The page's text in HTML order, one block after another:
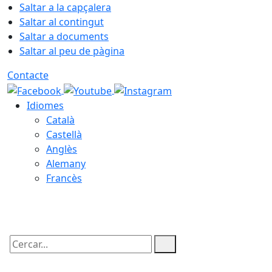
Saltar a la capçalera
Saltar al contingut
Saltar a documents
Saltar al peu de pàgina
Contacte
Idiomes
Català
Castellà
Anglès
Alemany
Francès
Cercar: